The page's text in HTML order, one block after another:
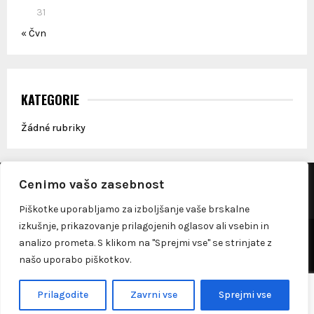
Cenimo vašo zasebnost
Piškotke uporabljamo za izboljšanje vaše brskalne
izkušnje, prikazovanje prilagojenih oglasov ali vsebin in
analizo prometa. S klikom na "Sprejmi vse" se strinjate z
našo uporabo piškotkov.
Prilagodite Zavrni vse Sprejmi vse
31
« Čvn
KATEGORIE
Žádné rubriky
Please fill the Instagram Access Token. You can get Instagram
@2023 - dobernasvet.si. All Right Reserved.
O mně
Čeština